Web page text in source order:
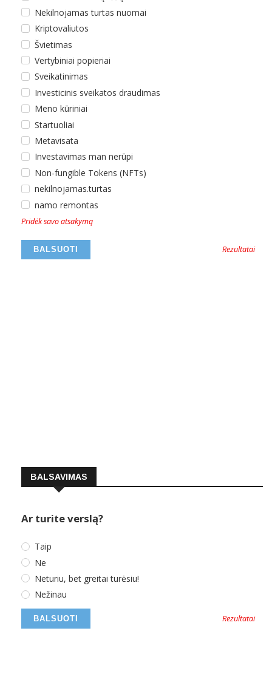
Nekilnojamas turtas nuomai
Kriptovaliutos
Švietimas
Vertybiniai popieriai
Sveikatinimas
Investicinis sveikatos draudimas
Meno kūriniai
Startuoliai
Metavisata
Investavimas man nerūpi
Non-fungible Tokens (NFTs)
nekilnojamas.turtas
namo remontas
Pridėk savo atsakymą
Rezultatai
BALSAVIMAS
Ar turite verslą?
Taip
Ne
Neturiu, bet greitai turėsiu!
Nežinau
Rezultatai